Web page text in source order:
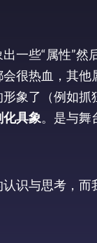
一些“属性”
很热血，其
象了（例如
具象。是与舞
识与思考，